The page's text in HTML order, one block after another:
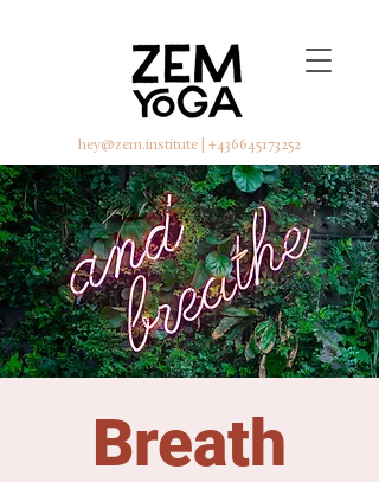
hey@zem.institute| +436645173252
Breath